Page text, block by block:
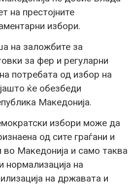
на престојните
избори.
на заложбите за
за фер и регуларни
потребата од избор на
ќе обезбеди
Македонија.
избори може да
од сите граѓани и
во Македонија и само таква
на
на државата и